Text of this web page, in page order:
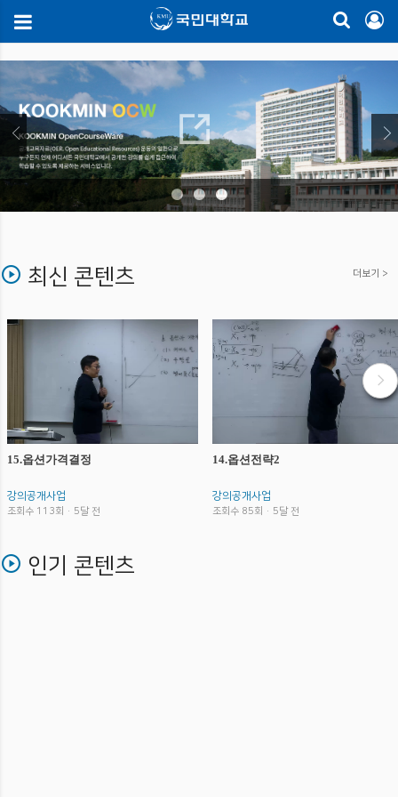
최신 콘텐츠 더보기 >
15.옵션가격결정
강의공개사업
조회수 113회 · 5달 전
14.옵션전략2
강의공개사업
조회수 85회 · 5달 전
인기 콘텐츠